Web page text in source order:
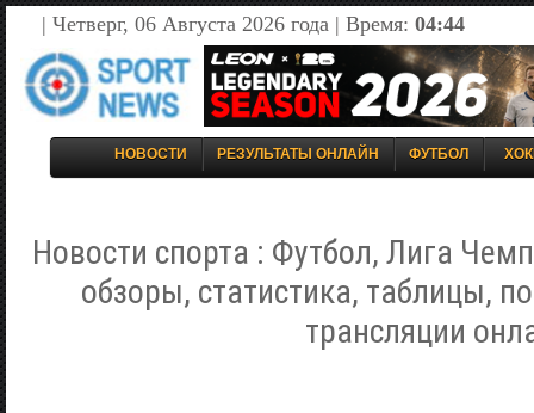
| Четверг, 06 Августа 2026 года | Время: 04:44
НОВОСТИ РЕЗУЛЬТАТЫ ОНЛАЙН ФУТБОЛ
Новости спорта : Футбол, Лига
обзоры, статистика, таблицы,
трансляции